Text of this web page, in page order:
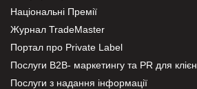
Національні Премії
Журнал TradeMaster
Портал про Private Label
Послуги В2В- маркетингу та PR для
Послуги з надання інформації